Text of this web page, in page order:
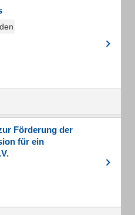
Förderung der
für ein